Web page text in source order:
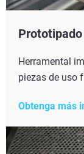
Herramental
piezas de uso
Obtenga más